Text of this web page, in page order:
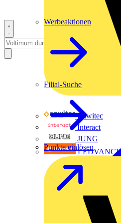
Enwitec
Interact
JUNG
LEDVANCE
Werbeaktionen
Filial-Suche
Punkte einlösen